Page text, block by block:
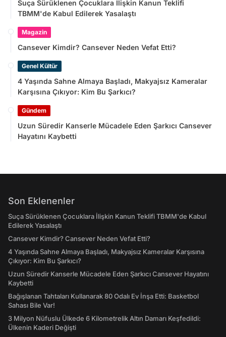
Suça Sürüklenen Çocuklara İlişkin Kanun Teklifi
TBMM'de Kabul Edilerek Yasalaştı
Magazin
Cansever Kimdir? Cansever Neden Vefat Etti?
Genel Kültür
4 Yaşında Sahne Almaya Başladı, Makyajsız Kameralar
Karşısına Çıkıyor: Kim Bu Şarkıcı?
Gündem
Uzun Süredir Kanserle Mücadele Eden Şarkıcı Cansever
Hayatını Kaybetti
Son Eklenenler
Suça Sürüklenen Çocuklara İlişkin Kanun Teklifi TBMM'de Kabul
Edilerek Yasalaştı
Cansever Kimdir? Cansever Neden Vefat Etti?
4 Yaşında Sahne Almaya Başladı, Makyajsız Kameralar Karşısına
Çıkıyor: Kim Bu Şarkıcı?
Uzun Süredir Kanserle Mücadele Eden Şarkıcı Cansever Hayatını
Kaybetti
Bağışlanan Tahtaları Kullanarak 80 Odalı Ev İnşa Etti: Basketbol
Sahası Bile Var!
3 Milyon Nüfuslu Ülkede 6 Kilometrelik Altın Damarı Keşfedildi:
Ülkenin Kaderi Değişti